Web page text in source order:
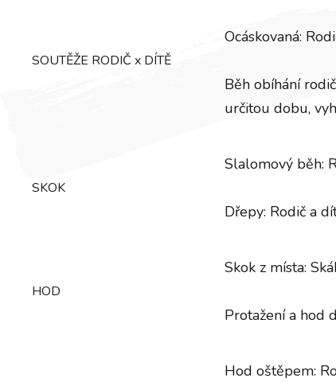
Ocáskovaná:
SOUTĚŽE RODIČ x DÍTĚ
Běh obíhání
určitou dobu,
Slalomový běh:
SKOK
Dřepy: Rodič a
Skok z místa:
HOD
Protažení a hod
Hod oštěpem: